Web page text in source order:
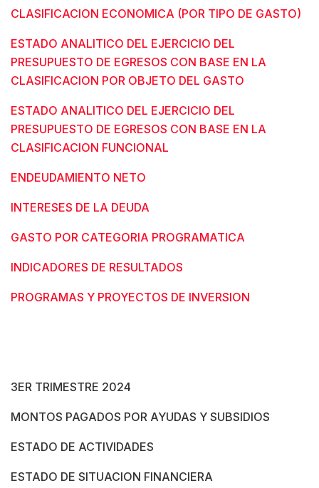
CLASIFICACION ECONOMICA (POR TIPO DE GASTO)
ESTADO ANALITICO DEL EJERCICIO DEL
PRESUPUESTO DE EGRESOS CON BASE EN LA
CLASIFICACION POR OBJETO DEL GASTO
ESTADO ANALITICO DEL EJERCICIO DEL
PRESUPUESTO DE EGRESOS CON BASE EN LA
CLASIFICACION FUNCIONAL
ENDEUDAMIENTO NETO
INTERESES DE LA DEUDA
GASTO POR CATEGORIA PROGRAMATICA
INDICADORES DE RESULTADOS
PROGRAMAS Y PROYECTOS DE INVERSION
3ER TRIMESTRE 2024
MONTOS PAGADOS POR AYUDAS Y SUBSIDIOS
ESTADO DE ACTIVIDADES
ESTADO DE SITUACION FINANCIERA